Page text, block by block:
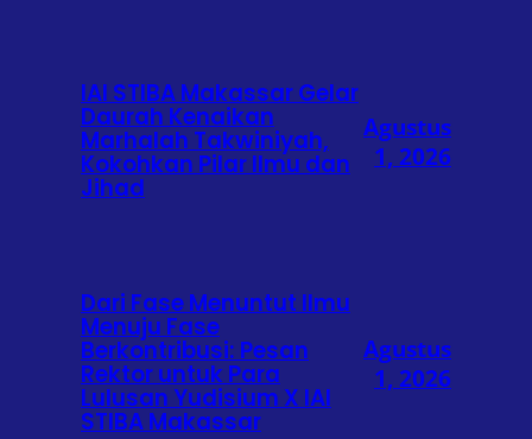
IAI STIBA Makassar Gelar
Daurah Kenaikan
Marhalah Takwiniyah,
Kokohkan Pilar Ilmu dan
Jihad
Agustus
1, 2026
Dari Fase Menuntut Ilmu
Menuju Fase
Berkontribusi: Pesan
Rektor untuk Para
Lulusan Yudisium X IAI
STIBA Makassar
Agustus
1, 2026